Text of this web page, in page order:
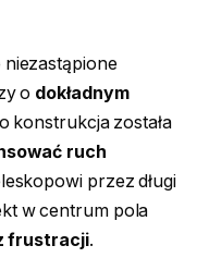
niezastąpione
o dokładnym
konstrukcja została
ruch
przez długi
w centrum pola
frustracji.